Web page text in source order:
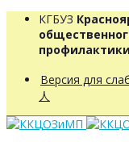
КГБУЗ
профилактики
Версия для
人